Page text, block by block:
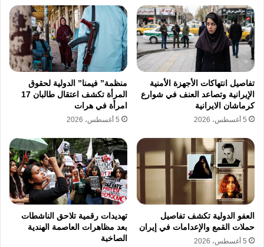
تفاصيل انتهاكات الأجهزة الأمنية
الإيرانية وتصاعد العنف في شوارع
كرماشان الايرانية
5 أغسطس، 2026
منظمة” فيمنا” الدولية لحقوق
المرأة تكشف اعتقال طالبان 17
امرأة في هرات
5 أغسطس، 2026
العفو الدولية تكشف تفاصيل
حملات القمع والإعدامات في إيران
5 أغسطس، 2026
تهديدات رقمية تلاحق الناشطات
بعد مظاهرات العاصمة الهندية
الصاخبة